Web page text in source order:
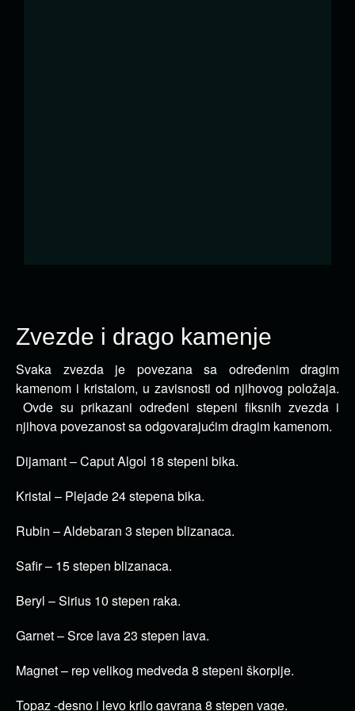
Zvezde i drago kamenje
Svaka zvezda je povezana sa određenim dragim
kamenom i kristalom, u zavisnosti od njihovog položaja.
Ovde su prikazani određeni stepeni fiksnih zvezda i
njihova povezanost sa odgovarajućim dragim kamenom.
Dijamant – Caput Algol 18 stepeni bika.
Kristal – Plejade 24 stepena bika.
Rubin – Aldebaran 3 stepen blizanaca.
Safir – 15 stepen blizanaca.
Beryl – Sirius 10 stepen raka.
Garnet – Srce lava 23 stepen lava.
Magnet – rep velikog medveda 8 stepeni škorpije.
Topaz -desno i levo krilo gavrana 8 stepen vage.